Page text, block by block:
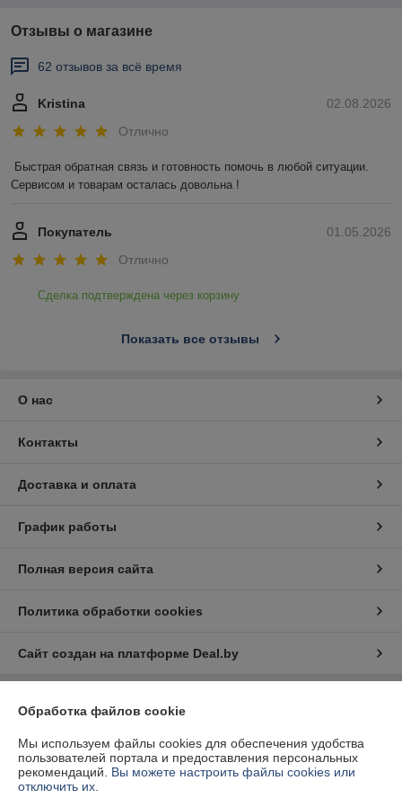
Отзывы о магазине
62 отзывов за всё время
02.08.2026
Kristina
Отлично
Быстрая обратная связь и готовность помочь в любой ситуации.
Сервисом и товарам осталась довольна !
01.05.2026
Покупатель
Отлично
Сделка подтверждена через корзину
Показать все отзывы
О нас
Контакты
Доставка и оплата
График работы
Полная версия сайта
Политика обработки cookies
Сайт создан на платформе Deal.by
Информация для покупателя
Юридическое лицо:ООО «Ракурсбай»
220100, г. Минск, ул. Кульман, д. 9, пом. 163-11
Регистрационный номер ЕГР: 193291598
Обработка файлов cookie
Мы используем файлы cookies для обеспечения удобства
пользователей портала и предоставления персональных
рекомендаций. Вы можете настроить файлы cookies или
отключить их.